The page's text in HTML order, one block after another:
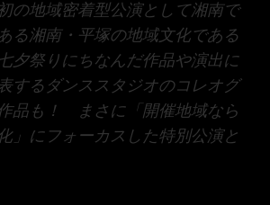
の地域密着型公演として湘南で
湘南・平塚の地域文化である
夕祭りにちなんだ作品や演出に
するダンススタジオのコレオグ
品も！ まさに「開催地域なら
」にフォーカスした特別公演と